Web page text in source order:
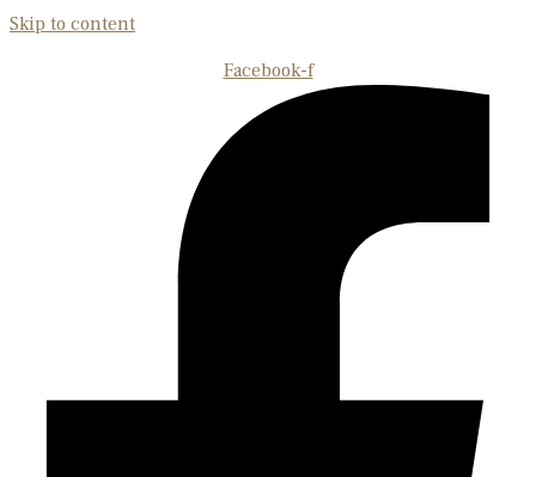
Skip to content
Facebook-f